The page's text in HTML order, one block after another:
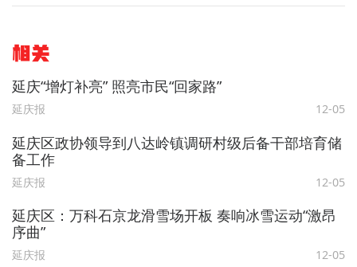
相关
延庆“增灯补亮” 照亮市民“回家路”
延庆报 12-05
延庆区政协领导到八达岭镇调研村级后备干部培育储
备工作
延庆报 12-05
延庆区：万科石京龙滑雪场开板 奏响冰雪运动“激昂
序曲”
延庆报 12-05